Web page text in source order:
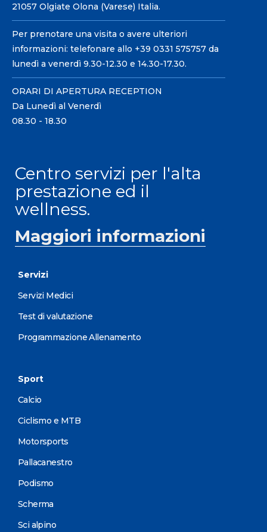
21057 Olgiate Olona (Varese) Italia.
Per prenotare una visita o avere ulteriori
informazioni: telefonare allo +39 0331 575757 da
lunedì a venerdì 9.30-12.30 e 14.30-17.30.
ORARI DI APERTURA RECEPTION
Da Lunedì al Venerdì
08.30 - 18.30
Centro servizi per l'alta
prestazione ed il
wellness.
Maggiori informazioni
Servizi
Servizi Medici
Test di valutazione
Programmazione Allenamento
Sport
Calcio
Ciclismo e MTB
Motorsports
Pallacanestro
Podismo
Scherma
Sci alpino